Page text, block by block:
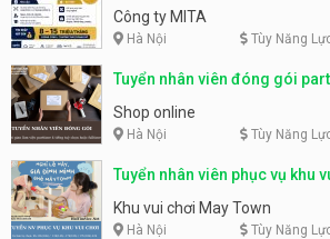
parttime, fulltime
Công ty MITA
Hà Nội Tùy Năng
Tuyển nhân viên đóng gói
Shop online
Hà Nội Tùy Năng
Tuyển nhân viên phục vụ khu
động
Khu vui chơi May Town
Hà Nội Tùy Năng